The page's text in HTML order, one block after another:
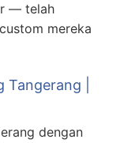
— telah
mereka
|
dengan